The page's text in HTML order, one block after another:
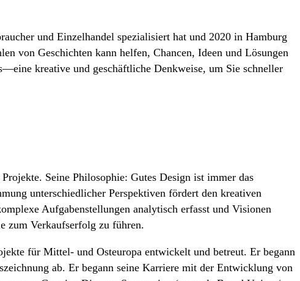
und Einzelhandel spezialisiert hat und 2020 in Hamburg
von Geschichten kann helfen, Chancen, Ideen und Lösungen
kreative und geschäftliche Denkweise, um Sie schneller
Seine Philosophie: Gutes Design ist immer das
unterschiedlicher Perspektiven fördert den kreativen
Aufgabenstellungen analytisch erfasst und Visionen
zum Verkaufserfolg zu führen.
für Mittel- und Osteuropa entwickelt und betreut. Er begann
ab. Er begann seine Karriere mit der Entwicklung von